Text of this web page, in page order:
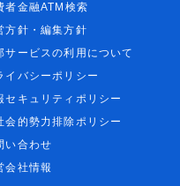
者金融ATM検索
方針・編集方針
サービスの利用について
イバシーポリシー
セキュリティポリシー
会的勢力排除ポリシー
い合わせ
会社情報